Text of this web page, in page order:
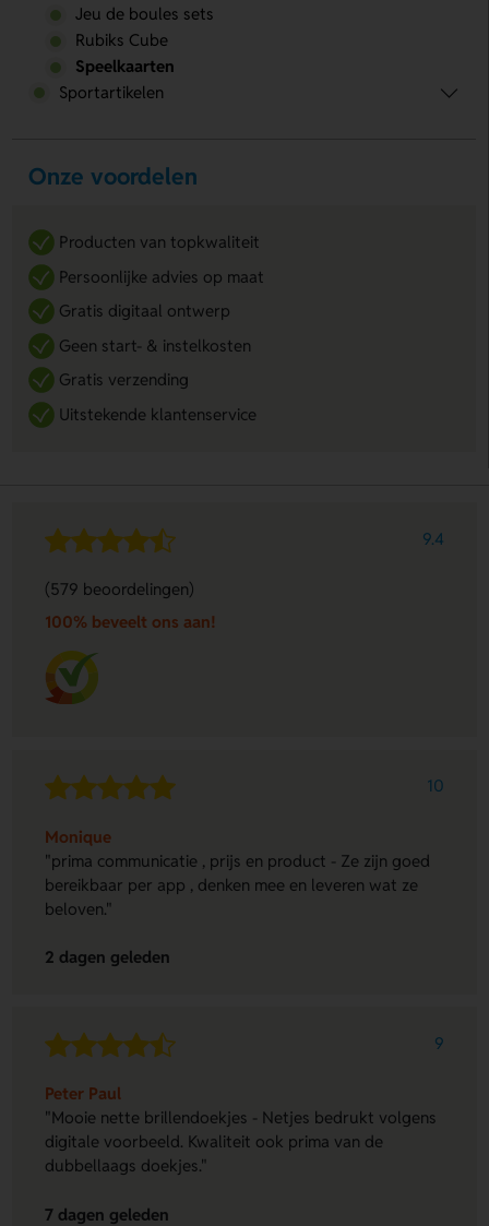
Jeu de boules sets
Rubiks Cube
Speelkaarten
Sportartikelen
Onze voordelen
Producten van topkwaliteit
Persoonlijke advies op maat
Gratis digitaal ontwerp
Geen start- & instelkosten
Gratis verzending
Uitstekende klantenservice
9.4
(579 beoordelingen)
100% beveelt ons aan!
10
Monique
"prima communicatie , prijs en product - Ze zijn goed
bereikbaar per app , denken mee en leveren wat ze
beloven."
2 dagen geleden
9
Peter Paul
"Mooie nette brillendoekjes - Netjes bedrukt volgens
digitale voorbeeld. Kwaliteit ook prima van de
dubbellaags doekjes."
7 dagen geleden